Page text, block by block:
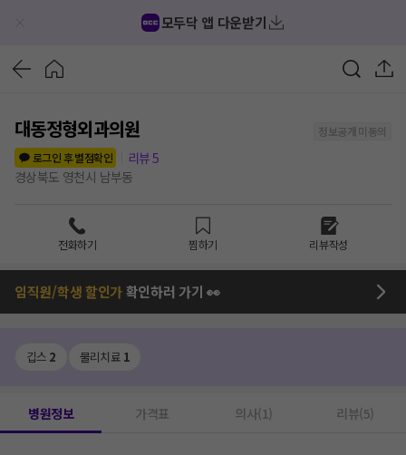
모두닥 앱 다운받기
대동정형외과의원
정보공개 미동의
로그인 후 별점확인
리뷰5
경상북도 영천시 남부동
전화하기 찜하기 리뷰작성
임직원/학생 할인가확인하러 가기 👀
깁스 2 물리치료 1
병원정보 가격표 의사(1) 리뷰(5)